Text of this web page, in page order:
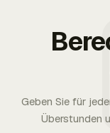
Geben Sie für
Überstunden